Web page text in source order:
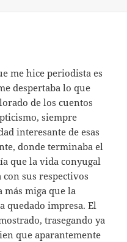
me hice periodista es
despertaba lo que
de los cuentos
siempre
interesante de esas
donde terminaba el
que la vida conyugal
sus respectivos
miga que la
quedado impresa. El
trasegando ya
que aparantemente